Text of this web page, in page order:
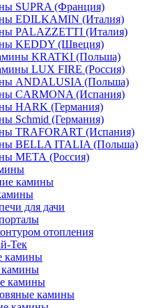
SUPRA (Франция)
EDILKAMIN (Италия)
PALAZZETTI (Италия)
KEDDY (Швеция)
KRATKI (Польша)
LUX FIRE (Россия)
ANDALUSIA (Польша)
CARMONA (Испания)
HARK (Германия)
Schmid (Германия)
TRAFORART (Испания)
BELLA ITALIA (Польша)
МЕТА (Россия)
камины
для дачи
отопления
Тек
камины
камины
камины
камины